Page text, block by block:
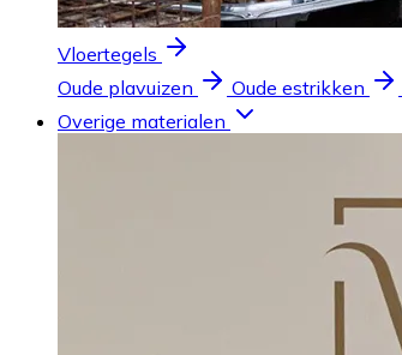
Vloertegels
Oude plavuizen
Oude estrikken
Overige materialen